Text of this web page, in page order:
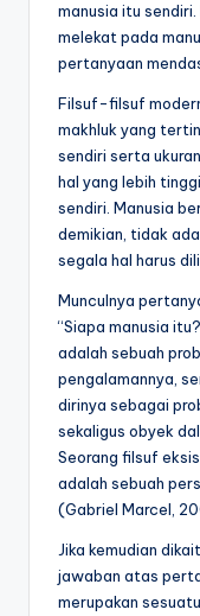
manusia itu
melekat pada
pertanyaan
Filsuf-filsuf
makhluk yang
sendiri serta
hal yang lebih
sendiri. Manusia
demikian, tidak
segala hal harus
Munculnya
“Siapa manusia
adalah sebuah
pengalamannya,
dirinya sebagai
sekaligus obyek
Seorang filsuf
adalah sebuah
(Gabriel Marcel,
Jika kemudian
jawaban atas
merupakan